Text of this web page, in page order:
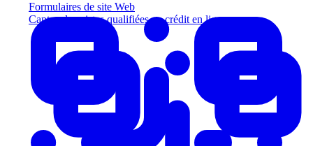
Formulaires de site Web
Captez des pistes qualifiées au crédit en ligne